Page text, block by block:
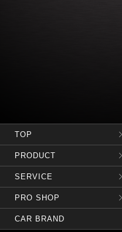
TOP
PRODUCT
SERVICE
PRO SHOP
CAR BRAND